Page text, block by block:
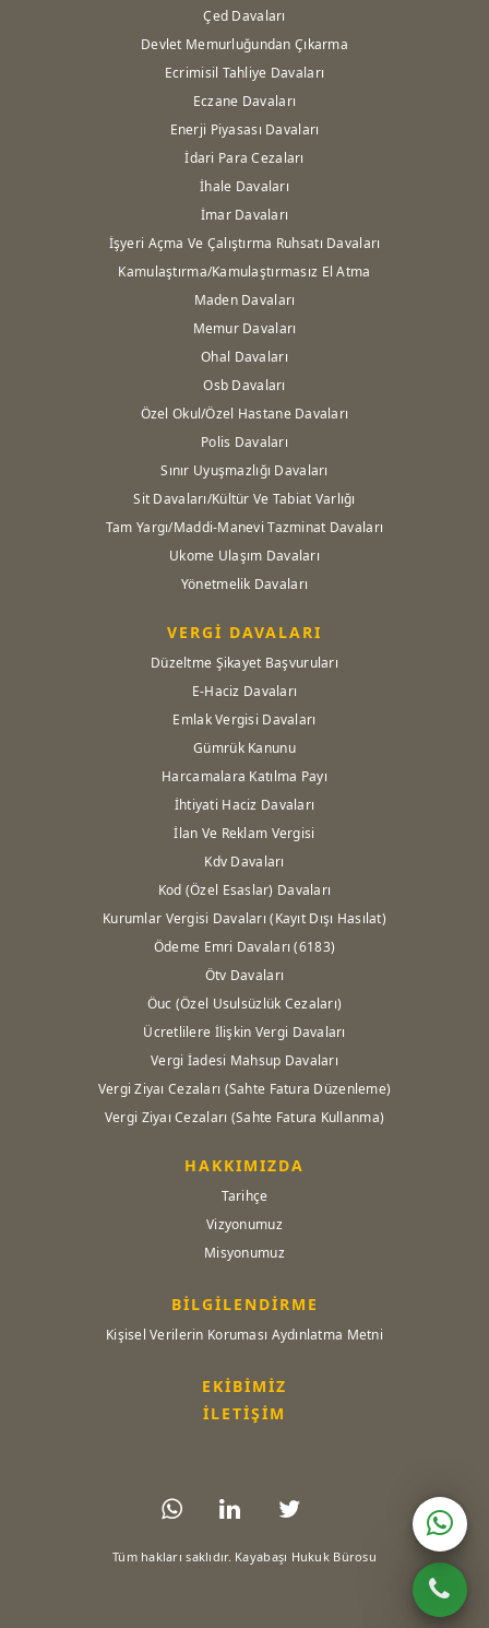
Çed Davaları
Devlet Memurluğundan Çıkarma
Ecrimisil Tahliye Davaları
Eczane Davaları
Enerji Piyasası Davaları
İdari Para Cezaları
İhale Davaları
İmar Davaları
İşyeri Açma Ve Çalıştırma Ruhsatı Davaları
Kamulaştırma/Kamulaştırmasız El Atma
Maden Davaları
Memur Davaları
Ohal Davaları
Osb Davaları
Özel Okul/Özel Hastane Davaları
Polis Davaları
Sınır Uyuşmazlığı Davaları
Sit Davaları/Kültür Ve Tabiat Varlığı
Tam Yargı/Maddi-Manevi Tazminat Davaları
Ukome Ulaşım Davaları
Yönetmelik Davaları
VERGİ DAVALARI
Düzeltme Şikayet Başvuruları
E-Haciz Davaları
Emlak Vergisi Davaları
Gümrük Kanunu
Harcamalara Katılma Payı
İhtiyati Haciz Davaları
İlan Ve Reklam Vergisi
Kdv Davaları
Kod (Özel Esaslar) Davaları
Kurumlar Vergisi Davaları (Kayıt Dışı Hasılat)
Ödeme Emri Davaları (6183)
Ötv Davaları
Öuc (Özel Usulsüzlük Cezaları)
Ücretlilere İlişkin Vergi Davaları
Vergi İadesi Mahsup Davaları
Vergi Ziyaı Cezaları (Sahte Fatura Düzenleme)
Vergi Ziyaı Cezaları (Sahte Fatura Kullanma)
HAKKIMIZDA
Tarihçe
Vizyonumuz
Misyonumuz
BİLGİLENDİRME
Kişisel Verilerin Koruması Aydınlatma Metni
EKİBİMİZ
İLETİŞİM
Tüm hakları saklıdır. Kayabaşı Hukuk Bürosu